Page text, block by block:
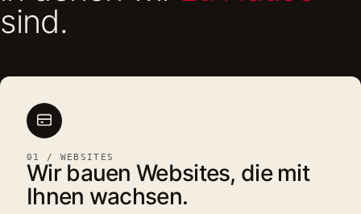
sind.
01 / WEBSITES
Wir bauen Websites, die mit
Ihnen wachsen.